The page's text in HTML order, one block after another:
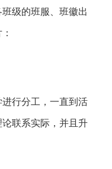
级的班服、班徽出
行分工，一直到活
联系实际，并且升